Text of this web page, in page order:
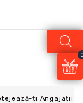
ți Angajații